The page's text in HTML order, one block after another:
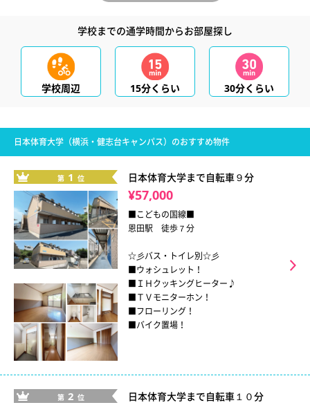
学校までの通学時間からお部屋探し
学校周辺 15分くらい 30分くらい
日本体育大学（横浜・健志台キャンパス）のおすすめ物件
第 1 位 日本体育大学まで自転車９分
¥57,000
■こどもの国線■
恩田駅 徒歩７分
☆彡バス・トイレ別☆彡
■ウォシュレット！
■ＩＨクッキングヒーター♪
■ＴＶモニターホン！
■フローリング！
■バイク置場！
第 2 位 日本体育大学まで自転車１０分